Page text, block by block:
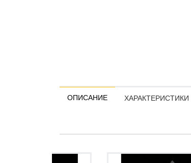
ОПИСАНИЕ ХАРАКТЕРИСТИКИ